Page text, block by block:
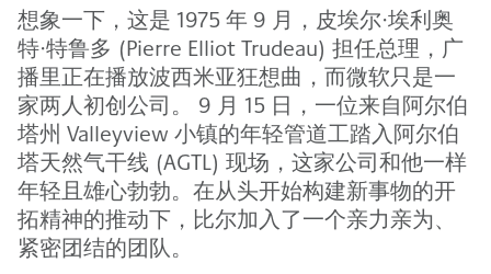
想象一下，这是 1975 年 9 月，皮埃尔·埃利奥
特·特鲁多 (Pierre Elliot Trudeau) 担任总理，广
播里正在播放波西米亚狂想曲，而微软只是一
家两人初创公司。 9 月 15 日，一位来自阿尔伯
塔州 Valleyview 小镇的年轻管道工踏入阿尔伯
塔天然气干线 (AGTL) 现场，这家公司和他一样
年轻且雄心勃勃。在从头开始构建新事物的开
拓精神的推动下，比尔加入了一个亲力亲为、
紧密团结的团队。